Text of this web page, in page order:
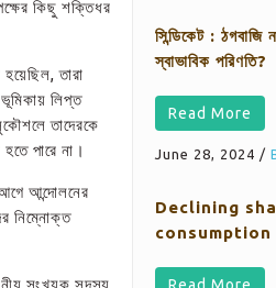
কিছু শক্তিধর
তারা
ভূমিকায় লিপ্ত
তাদেরকে
পারে না।
আন্দোলনের
নিম্নোক্ত
সংখ্যক সদস্য
সিন্ডিকেট : ঠগবাজি
স্বাভাবিক পরিণতি?
Read More
June 28, 2024 /
Declining
consumption